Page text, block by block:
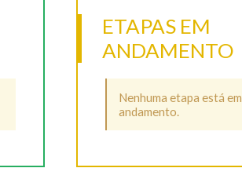
ETAPAS EM
ANDAMENTO
Nenhuma etapa está em
andamento.